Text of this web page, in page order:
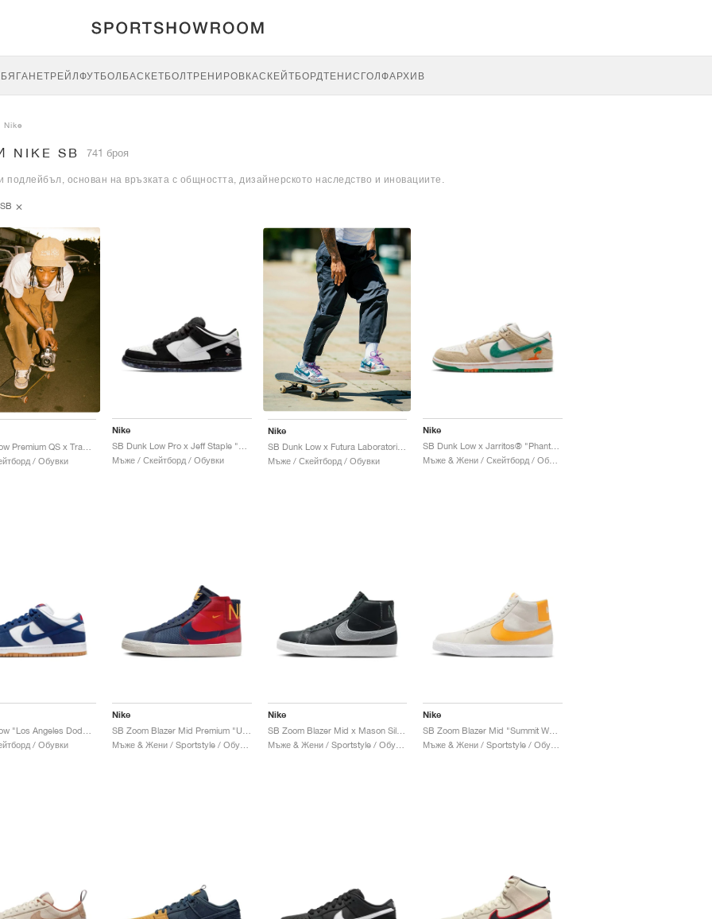
БЯГАНЕТРЕЙЛФУТБОЛ БАСКЕТБОЛТРЕНИРОВКАСКЕЙТБОРДТЕНИС ГОЛФАРХИВ
Nike
NIKE SB 741 броя
подлейбъл, основан на връзката с общността, дизайнерското наследство и иновациите.
SB
/ Обувки
Nike
Мъже / Скейтборд / Обувки
Nike
SB Dunk Low x Futura Laboratories "Bleached Aqua"
Мъже / Скейтборд / Обувки
Nike
/ Обувки
Nike
Мъже & Жени / Sportstyle / Обувки
Nike
SB Zoom Blazer Mid x Mason Silva "Blackened Blue"
Мъже & Жени / Sportstyle / Обувки
Nike